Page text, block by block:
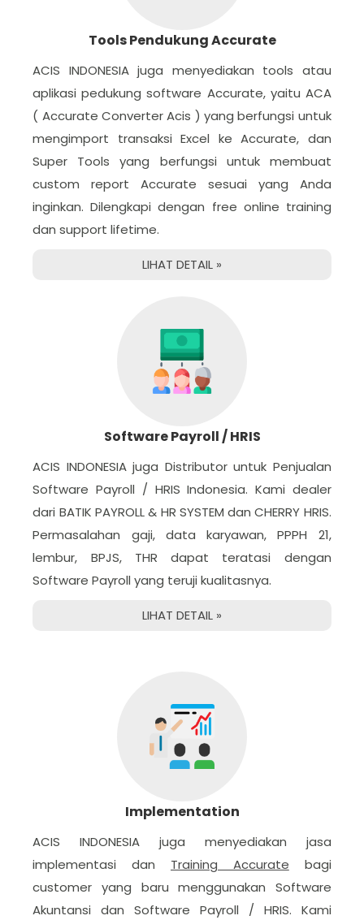
Tools Pendukung Accurate
ACIS INDONESIA juga menyediakan tools atau
aplikasi pedukung software Accurate, yaitu ACA
( Accurate Converter Acis ) yang berfungsi untuk
mengimport transaksi Excel ke Accurate, dan
Super Tools yang berfungsi untuk membuat
custom report Accurate sesuai yang Anda
inginkan. Dilengkapi dengan free online training
dan support lifetime.
LIHAT DETAIL »
Software Payroll / HRIS
ACIS INDONESIA juga Distributor untuk Penjualan
Software Payroll / HRIS Indonesia. Kami dealer
dari BATIK PAYROLL & HR SYSTEM dan CHERRY HRIS.
Permasalahan gaji, data karyawan, PPPH 21,
lembur, BPJS, THR dapat teratasi dengan
Software Payroll yang teruji kualitasnya.
LIHAT DETAIL »
Implementation
ACIS INDONESIA juga menyediakan jasa
implementasi dan Training Accurate bagi
customer yang baru menggunakan Software
Akuntansi dan Software Payroll / HRIS. Kami